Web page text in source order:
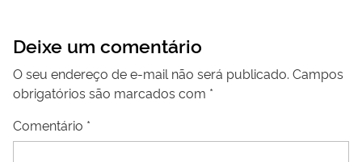
Deixe um comentário
O seu endereço de e-mail não será publicado. Campos
obrigatórios são marcados com *
Comentário *